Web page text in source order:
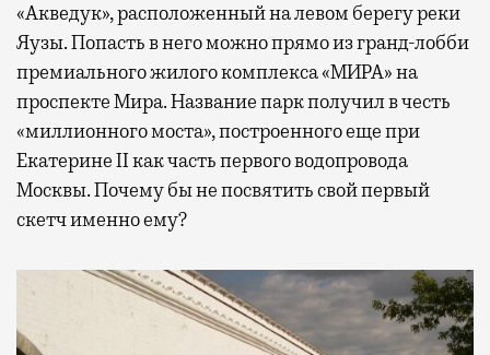
«Акведук», расположенный на левом берегу реки
Яузы. Попасть в него можно прямо из гранд-лобби
премиального жилого комплекса «МИРА» на
проспекте Мира. Название парк получил в честь
«миллионного моста», построенного еще при
Екатерине II как часть первого водопровода
Москвы. Почему бы не посвятить свой первый
скетч именно ему?